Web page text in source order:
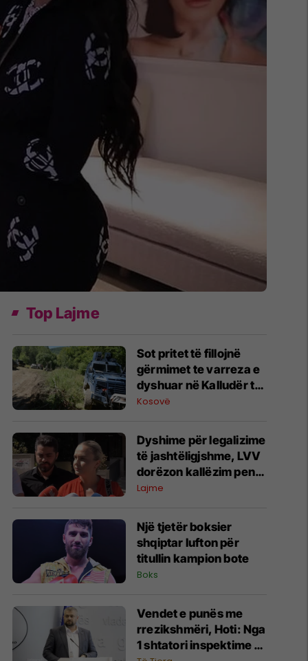
Top Lajme
​Sot pritet të fillojnë
gërmimet te varreza e
dyshuar në Kalludër të
Zubin Potokut
Kosovë
Dyshime për legalizime
të jashtëligjshme, LVV
dorëzon kallëzim penal
ndaj Përparim Ramës
kabinetit të tij
Lajme
Një tjetër boksier
shqiptar lufton për
titullin kampion bote
Boks
Vendet e punës me
rrezikshmëri, Hoti: Nga
1 shtatori inspektime